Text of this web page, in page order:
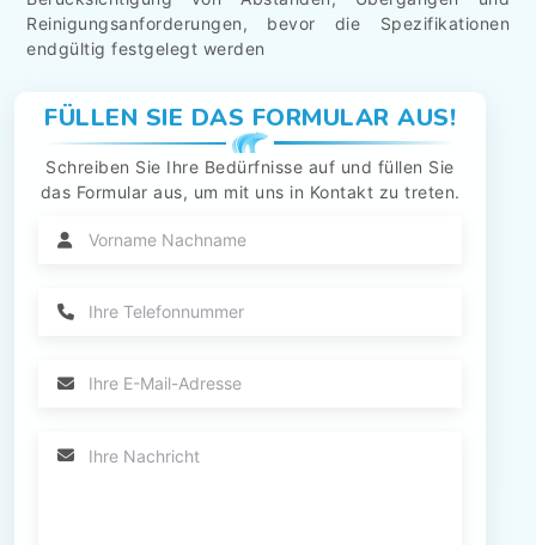
Reinigungsanforderungen, bevor die Spezifikationen
endgültig festgelegt werden
FÜLLEN SIE DAS FORMULAR AUS!
Schreiben Sie Ihre Bedürfnisse auf und füllen Sie
das Formular aus, um mit uns in Kontakt zu treten.